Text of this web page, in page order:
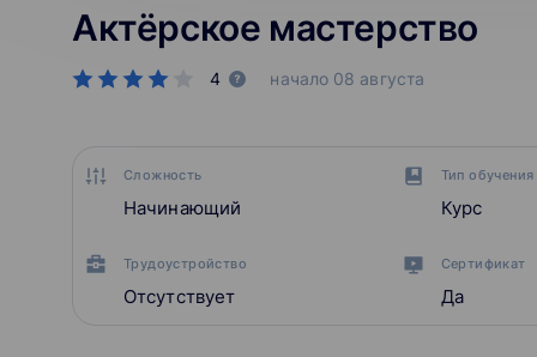
Актёрское мастерство
4 начало 08 августа
Сложность
Начинающий
Тип обучения
Курс
Трудоустройство
Отсутствует
Сертификат
Да